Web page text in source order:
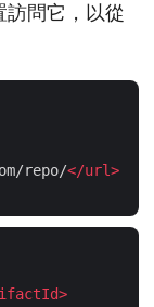
問它，以從
repo/</url>
>